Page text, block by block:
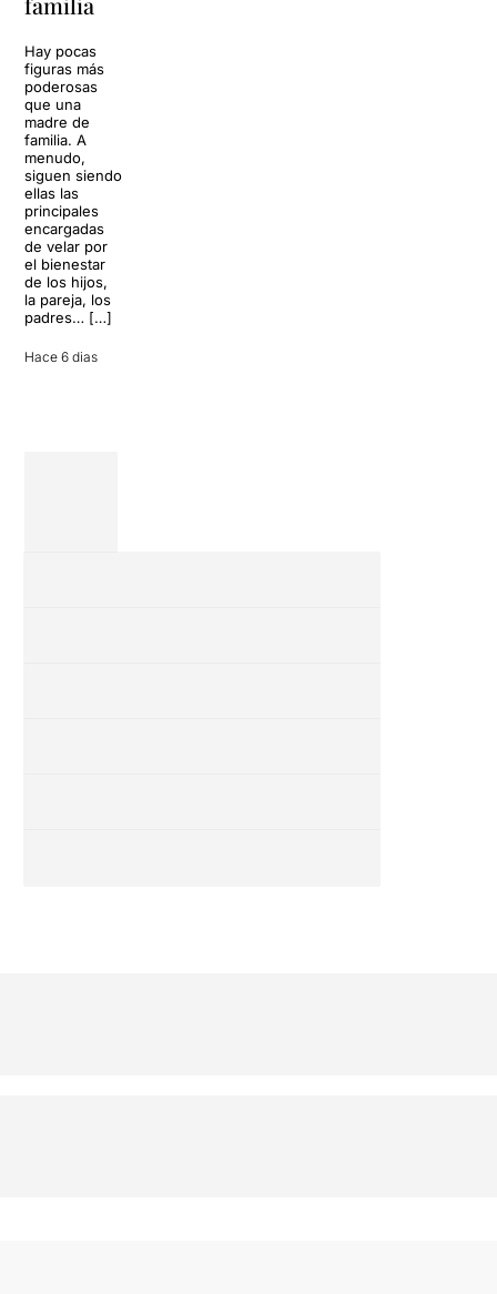
Hay pocas
figuras más
poderosas
que una
madre de
familia. A
menudo,
siguen siendo
ellas las
principales
encargadas
de velar por
el bienestar
de los hijos,
la pareja, los
padres… […]
Hace 6 dias